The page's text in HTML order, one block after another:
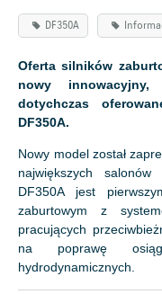
DF350A
Oferta silników
nowy
dotychczas
DF350A.
Nowy model został
największych salonów
DF350A jest
zaburtowym z
pracujących
na poprawę
hydrodynamicznych.